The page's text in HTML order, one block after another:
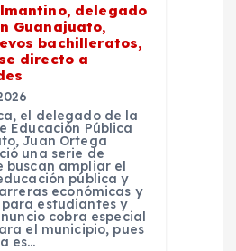
delegado
Guanajuato,
bachilleratos,
directo a
el delegado de la
Educación Pública
Juan Ortega
una serie de
buscan ampliar el
pública y
económicas y
estudiantes y
cobra especial
el municipio, pues
es…